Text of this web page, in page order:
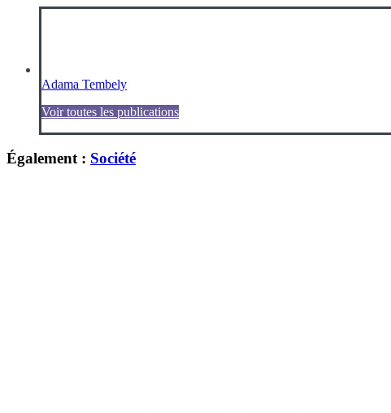
Adama Tembely
Voir toutes les publications
Également : Société